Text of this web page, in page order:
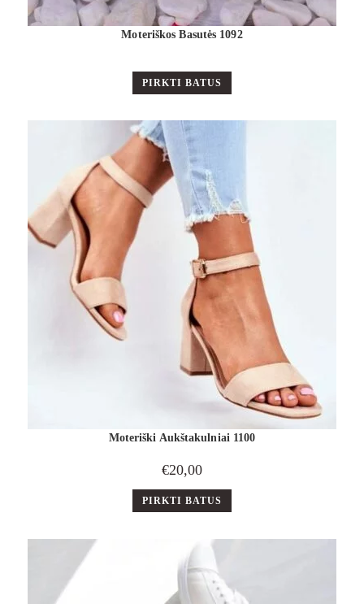
Moteriškos Basutės 1092
PIRKTI BATUS
Moteriški Aukštakulniai 1100
€20,00
PIRKTI BATUS